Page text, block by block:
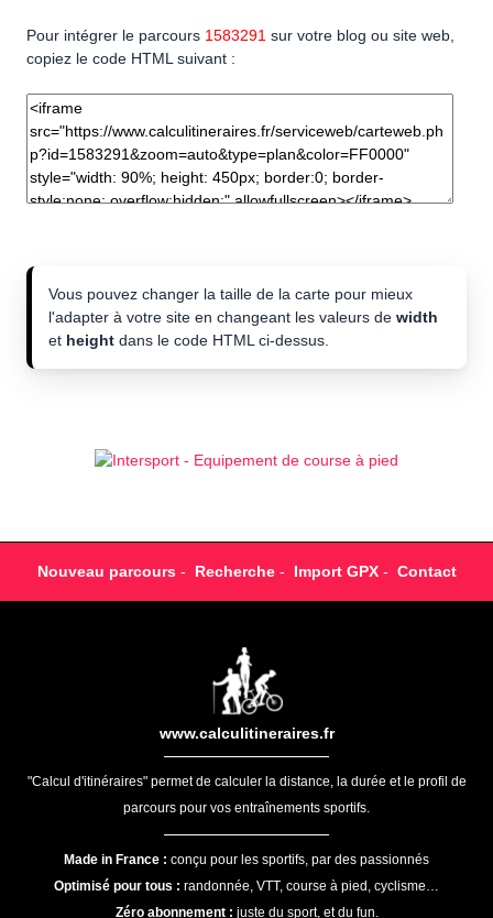
Pour intégrer le parcours 1583291 sur votre blog ou site web,
copiez le code HTML suivant :
Vous pouvez changer la taille de la carte pour mieux
l'adapter à votre site en changeant les valeurs de width
et height dans le code HTML ci-dessus.
Nouveau parcours- Recherche- Import GPX- Contact
www.calculitineraires.fr
"Calcul d'itinéraires" permet de calculer la distance, la durée et le profil de
parcours pour vos entraînements sportifs.
Made in France : conçu pour les sportifs, par des passionnés
Optimisé pour tous : randonnée, VTT, course à pied, cyclisme…
Zéro abonnement : juste du sport, et du fun.